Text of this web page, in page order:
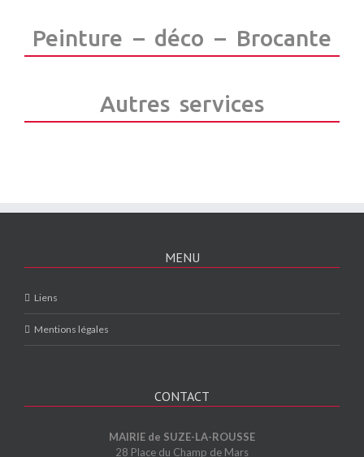
Peinture – déco – Brocante
Autres services
MENU
Liens
Mentions légales
CONTACT
MAIRIE de SUZE-LA-ROUSSE
28 Place du Champ de Mars